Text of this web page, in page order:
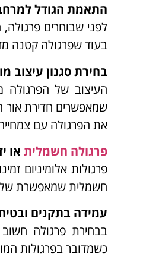
התאמת הגודל
לפני שבוחרים
בעוד שפרגולה קטנה
בחירת סגנון עיצוב
העיצוב של
שמאפשרים חדירת אור
את הפרגולה עם
פרגולה חשמלית או
פרגולות אלומיניום
חשמלית שמאפשרת
עמידה בתקנים
בבחירת פרגולה
כשמדובר בפרגולות